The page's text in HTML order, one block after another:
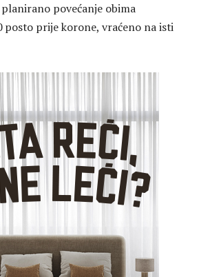
povećanje obima
posto prije korone, vraćeno na isti